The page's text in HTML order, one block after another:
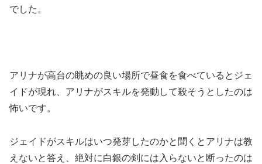
でした。
アリナが高台の眺めの良い場所で昼食を食べているとジェ
イドが現れ、アリナがスキルを発動して殺そうとしたのは
怖いです。
ジェイドがスキルはいつ発芽したのかと聞くとアリナは教
えないと答え、絶対に白銀の剣には入らないと断ったのは